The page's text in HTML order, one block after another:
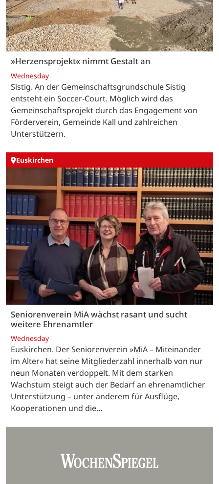
»Herzensprojekt« nimmt Gestalt an
Wednesday
Sistig. An der Gemeinschaftsgrundschule Sistig
entsteht ein Soccer-Court. Möglich wird das
Gemeinschaftsprojekt durch das Engagement von
Förderverein, Gemeinde Kall und zahlreichen
Unterstützern.
Euskirchen
Seniorenverein MiA wächst rasant und sucht
weitere Ehrenamtler
Wednesday
Euskirchen. Der Seniorenverein »MiA – Miteinander
im Alter« hat seine Mitgliederzahl innerhalb von nur
neun Monaten verdoppelt. Mit dem starken
Wachstum steigt auch der Bedarf an ehrenamtlicher
Unterstützung – unter anderem für Ausflüge,
Kooperationen und die…